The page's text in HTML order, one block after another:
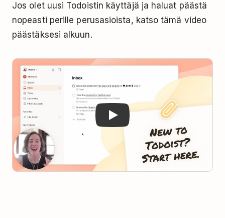
Jos olet uusi Todoistin käyttäjä ja haluat päästä
nopeasti perille perusasioista, katso tämä video
päästäksesi alkuun.
Play